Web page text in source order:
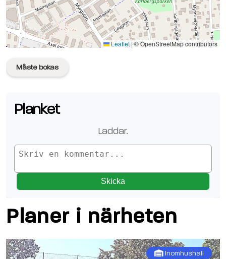
Leaflet |© OpenStreetMap contributors
Se planen på Google Maps
Måste bokas
Planket
Laddar.
Skicka
Planer i närheten
Inomhushall